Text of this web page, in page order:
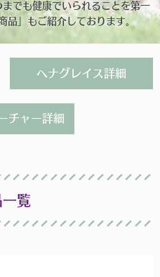
でも健康でいられることを第一
品」もご紹介しております。
ヘナグレイス詳細
チャー詳細
一覧